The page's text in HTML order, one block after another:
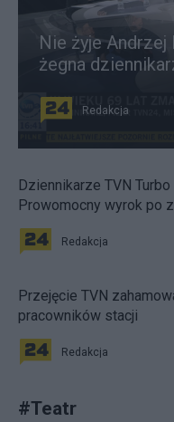
Nie żyje
żegna
Redakcja
Dziennikarze TVN
Prowomocny wyrok po
Redakcja
Przejęcie TVN
pracowników stacji
Redakcja
#Teatr